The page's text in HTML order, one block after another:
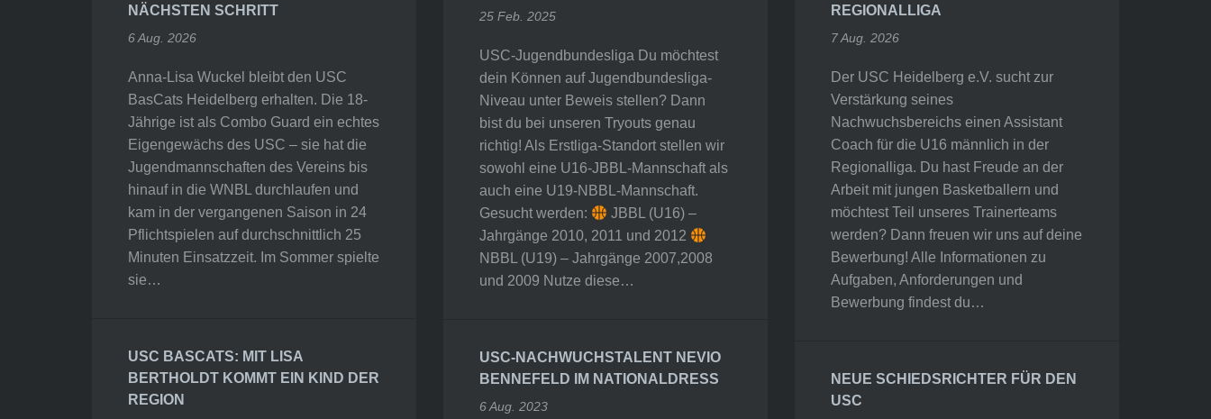
NÄCHSTEN SCHRITT
6 Aug. 2026
Anna-Lisa Wuckel bleibt den USC
BasCats Heidelberg erhalten. Die 18-
Jährige ist als Combo Guard ein echtes
Eigengewächs des USC – sie hat die
Jugendmannschaften des Vereins bis
hinauf in die WNBL durchlaufen und
kam in der vergangenen Saison in 24
Pflichtspielen auf durchschnittlich 25
Minuten Einsatzzeit. Im Sommer spielte
sie…
USC BASCATS: MIT LISA
BERTHOLDT KOMMT EIN KIND DER
REGION
25 Feb. 2025
USC-Jugendbundesliga Du möchtest
dein Können auf Jugendbundesliga-
Niveau unter Beweis stellen? Dann
bist du bei unseren Tryouts genau
richtig! Als Erstliga-Standort stellen wir
sowohl eine U16-JBBL-Mannschaft als
auch eine U19-NBBL-Mannschaft.
Gesucht werden:
JBBL (U16) –
Jahrgänge 2010, 2011 und 2012
NBBL (U19) – Jahrgänge 2007,2008
und 2009 Nutze diese…
USC-NACHWUCHSTALENT NEVIO
BENNEFELD IM NATIONALDRESS
6 Aug. 2023
REGIONALLIGA
7 Aug. 2026
Der USC Heidelberg e.V. sucht zur
Verstärkung seines
Nachwuchsbereichs einen Assistant
Coach für die U16 männlich in der
Regionalliga. Du hast Freude an der
Arbeit mit jungen Basketballern und
möchtest Teil unseres Trainerteams
werden? Dann freuen wir uns auf deine
Bewerbung! Alle Informationen zu
Aufgaben, Anforderungen und
Bewerbung findest du…
NEUE SCHIEDSRICHTER FÜR DEN
USC